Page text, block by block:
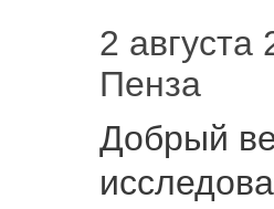
2 августа
Пенза
Добрый